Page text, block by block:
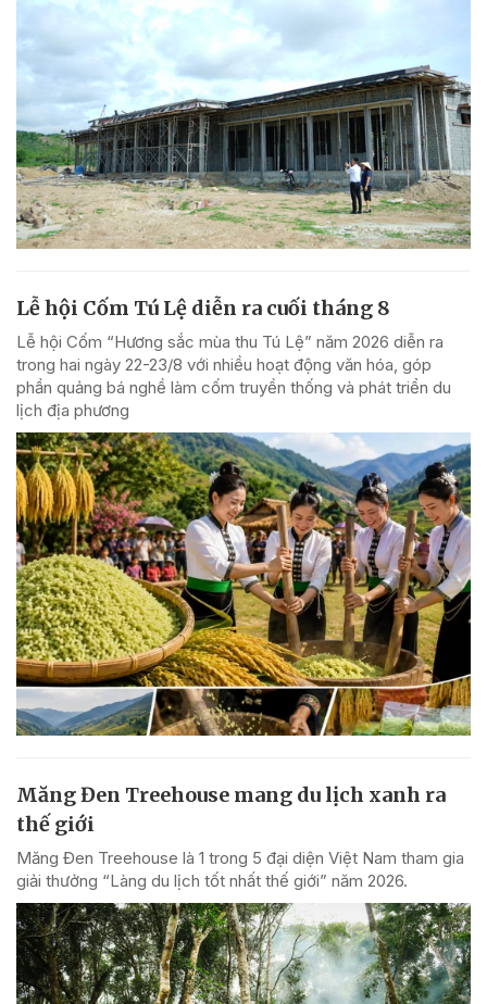
Lễ hội Cốm Tú Lệ diễn ra cuối tháng 8
Lễ hội Cốm “Hương sắc mùa thu Tú Lệ” năm 2026 diễn ra
trong hai ngày 22-23/8 với nhiều hoạt động văn hóa, góp
phần quảng bá nghề làm cốm truyền thống và phát triển du
lịch địa phương
Măng Đen Treehouse mang du lịch xanh ra
thế giới
Măng Đen Treehouse là 1 trong 5 đại diện Việt Nam tham gia
giải thưởng “Làng du lịch tốt nhất thế giới” năm 2026.